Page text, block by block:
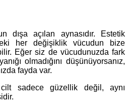
dışa açılan aynasıdır. Estetik
her değişiklik vücudun bize
Eğer siz de vücudunuzda fark
olmadığını düşünüyorsanız,
fayda var.
cilt sadece güzellik değil, aynı